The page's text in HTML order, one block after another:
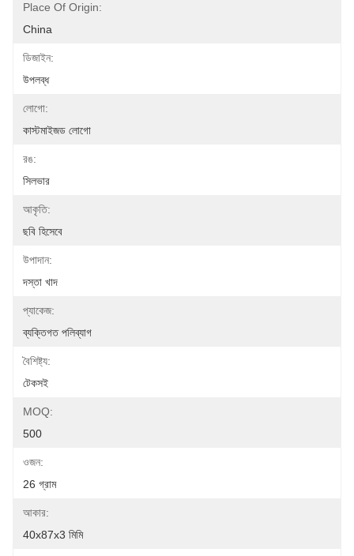
Place Of Origin:
China
ডিজাইন:
উপলব্ধ
লোগো:
কাস্টমাইজড লোগো
রঙ:
সিলভার
আকৃতি:
ছবি হিসেবে
উপাদান:
দস্তা খাদ
প্যাকেজ:
ব্যক্তিগত পলিব্যাগ
বৈশিষ্ট্য:
টেকসই
MOQ:
500
ওজন:
26 গ্রাম
আকার:
40x87x3 মিমি